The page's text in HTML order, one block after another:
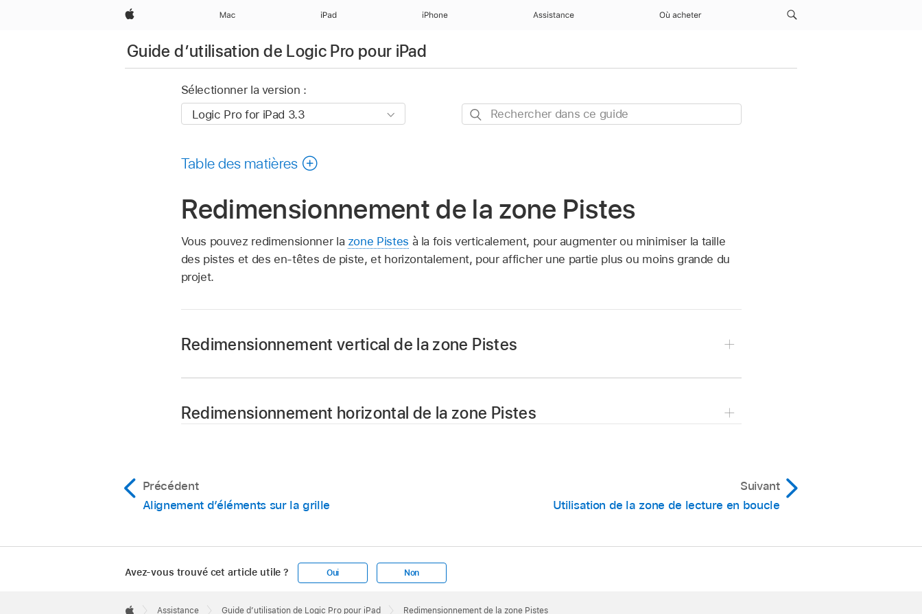
Apple Mac iPad iPhone Assistance Où acheter
Guide d’utilisation de Logic Pro pour iPad
Sélectionner la version :
Rechercher
Table des matières
Redimensionnement de la zone Pistes
Vous pouvez redimensionner la zone Pistes à la fois verticalement, pour augmenter ou minimiser la taille
des pistes et des en-têtes de piste, et horizontalement, pour afficher une partie plus ou moins grande du
projet.
Redimensionnement vertical de la zone Pistes
Redimensionnement horizontal de la zone Pistes
Précédent
Alignement d’éléments sur la grille
Suivant
Utilisation de la zone de lecture en boucle
Avez-vous trouvé cet article utile ? Oui Non
Footer
 Assistance Guide d’utilisation de Logic Pro pour iPad Redimensionnement de la zone Pistes